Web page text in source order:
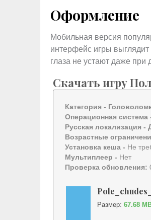
Оформление
Мобильная версия
интерфейс игры
глаза не устают даже при
Скачать игру
Категория -
Операционная система
Русская локализация -
Возрастные
Установка кеша - Не
Мультиплеер - Нет
Проверка обновления:
Размер: 67.68